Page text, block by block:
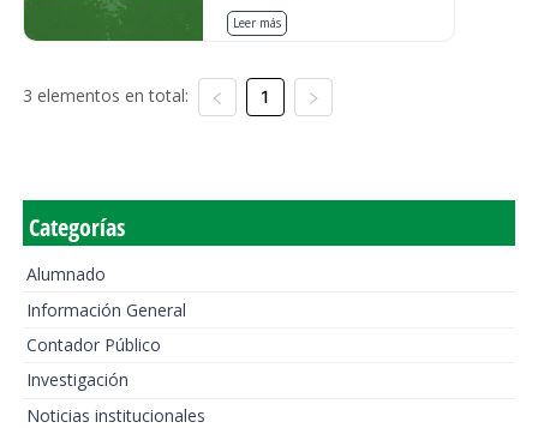
Leer más
3 elementos en total: 1
Categorías
Alumnado
Información General
Contador Público
Investigación
Noticias institucionales